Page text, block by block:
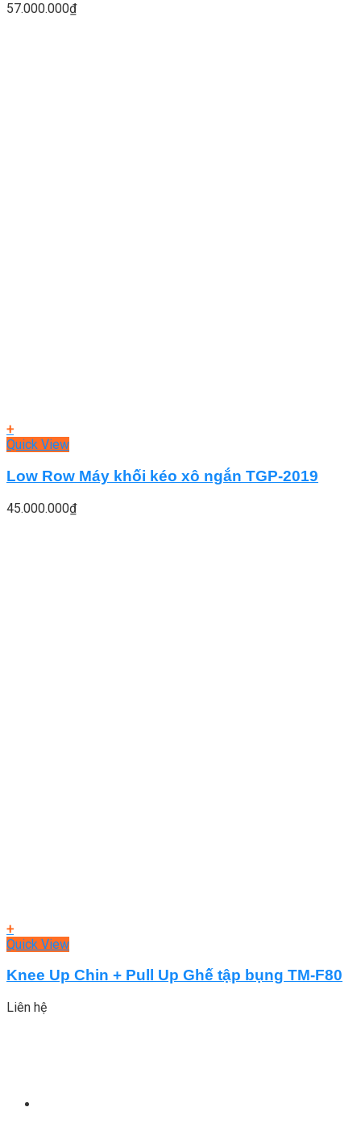
57.000.000₫
+
Quick View
Low Row Máy khối kéo xô ngắn TGP-2019
45.000.000₫
+
Quick View
Knee Up Chin + Pull Up Ghế tập bụng TM-F80
Liên hệ